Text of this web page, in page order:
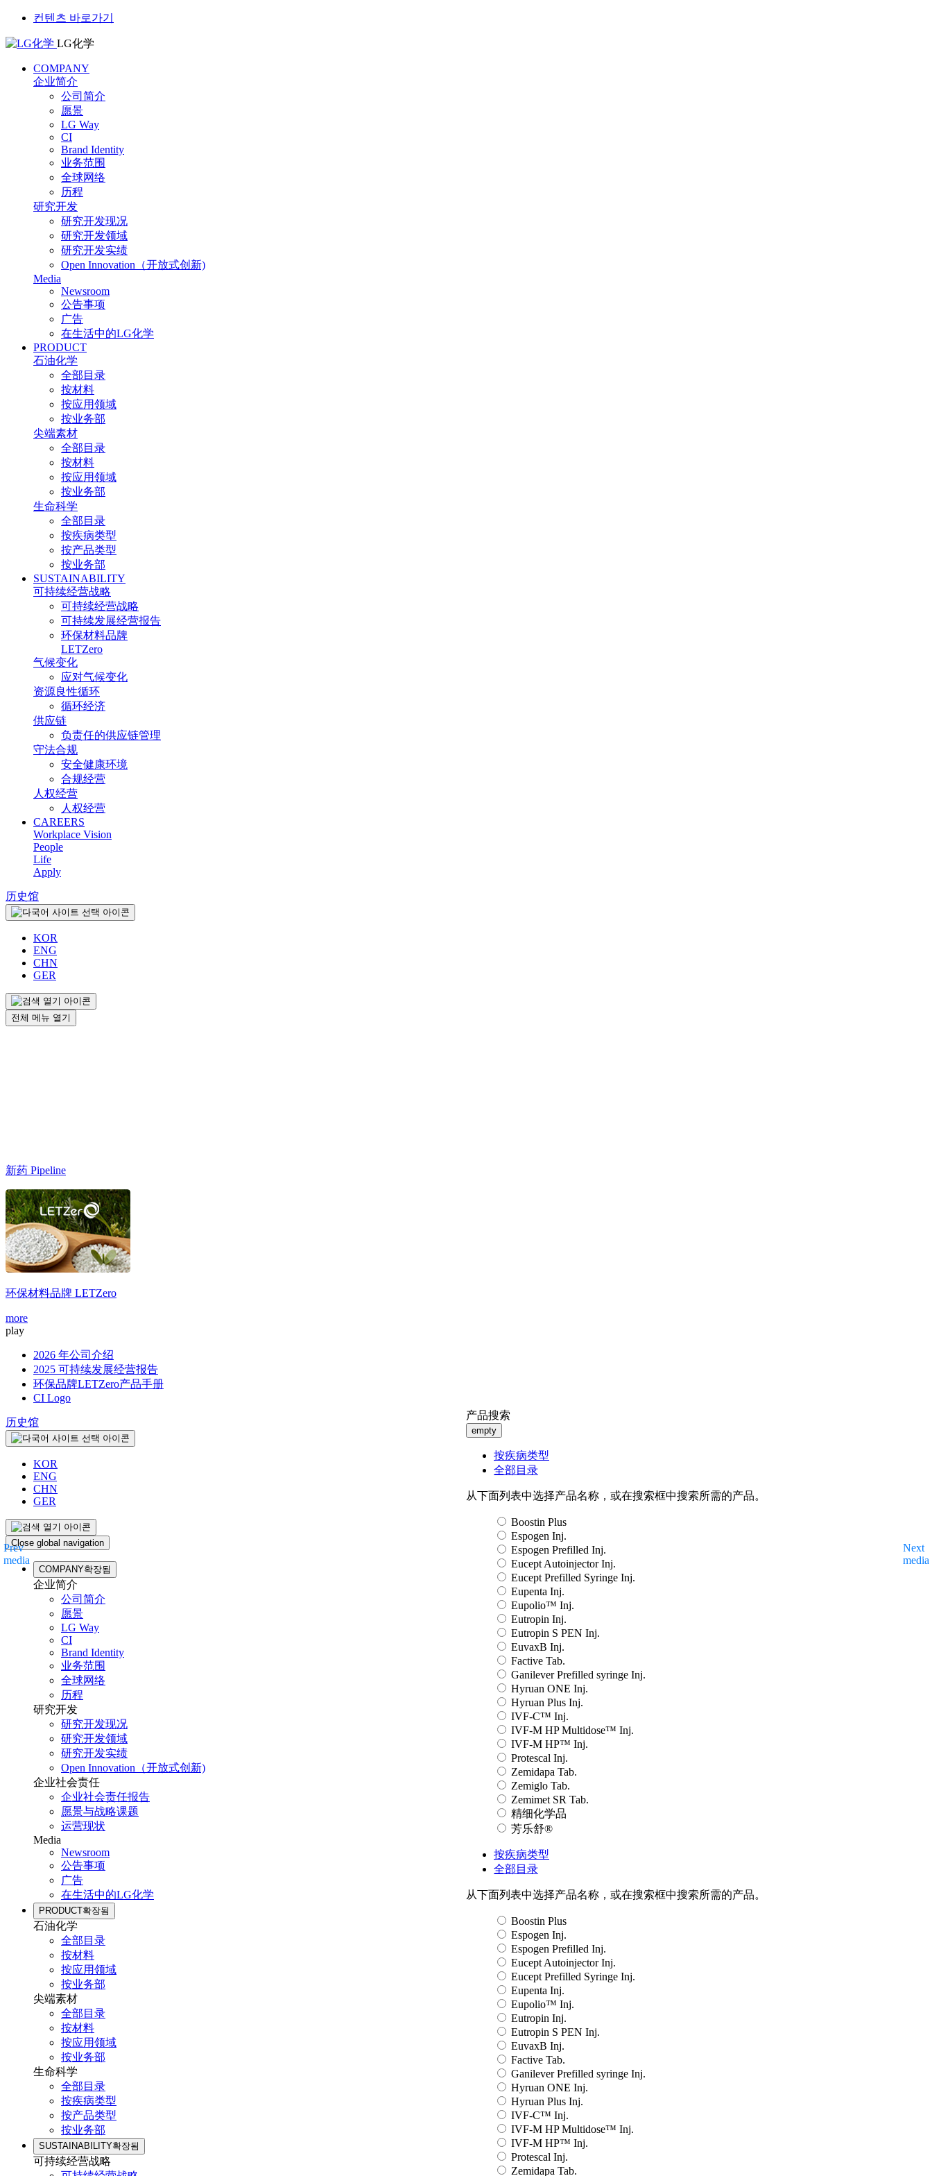
컨텐츠 바로가기
LG化学
COMPANY
企业简介
公司简介
愿景
LG Way
CI
Brand Identity
业务范围
全球网络
历程
研究开发
研究开发现况
研究开发领域
研究开发实绩
Open Innovation（开放式创新)
Media
Newsroom
公告事项
广告
在生活中的LG化学
PRODUCT
石油化学
全部目录
按材料
按应用领域
按业务部
尖端素材
全部目录
按材料
按应用领域
按业务部
生命科学
全部目录
按疾病类型
按产品类型
按业务部
SUSTAINABILITY
可持续经营战略
可持续经营战略
可持续发展经营报告​
环保材料品牌
LETZero
气候变化
应对气候变化
资源良性循环
循环经济
供应链
负责任的供应链管理
守法合规
安全健康环境
合规经营
人权经营
人权经营
CAREERS
Workplace Vision
People
Life
Apply
历史馆
KOR
ENG
CHN
GER
전체 메뉴 열기
新药 Pipeline
环保材料品牌 LETZero
more
play
2026 年公司介绍
2025 可持续发展经营报告
环保品牌LETZero产品手册
CI Logo
历史馆
KOR
ENG
CHN
GER
Close global navigation
COMPANY확장됨
企业简介
公司简介
愿景
LG Way
CI
Brand Identity
业务范围
全球网络
历程
研究开发
研究开发现况
研究开发领域
研究开发实绩
Open Innovation（开放式创新)
企业社会责任
企业社会责任报告
愿景与战略课题
运营现状
Media
Newsroom
公告事项
广告
在生活中的LG化学
PRODUCT확장됨
石油化学
全部目录
按材料
按应用领域
按业务部
尖端素材
全部目录
按材料
按应用领域
按业务部
生命科学
全部目录
按疾病类型
按产品类型
按业务部
SUSTAINABILITY확장됨
可持续经营战略
Prev
media
Next
media
产品搜索
empty
按疾病类型
全部目录
从下面列表中选择产品名称，或在搜索框中搜索所需的产品。
Boostin Plus
Espogen Inj.
Espogen Prefilled Inj.
Eucept Autoinjector Inj.
Eucept Prefilled Syringe Inj.
Eupenta Inj.
Eupolio™ Inj.
Eutropin Inj.
Eutropin S PEN Inj.
EuvaxB Inj.
Factive Tab.
Ganilever Prefilled syringe Inj.
Hyruan ONE Inj.
Hyruan Plus Inj.
IVF-C™ Inj.
IVF-M HP Multidose™ Inj.
IVF-M HP™ Inj.
Protescal Inj.
Zemidapa Tab.
Zemiglo Tab.
Zemimet SR Tab.
精细化学品
芳乐舒®
按疾病类型
全部目录
从下面列表中选择产品名称，或在搜索框中搜索所需的产品。
Boostin Plus
Espogen Inj.
Espogen Prefilled Inj.
Eucept Autoinjector Inj.
Eucept Prefilled Syringe Inj.
Eupenta Inj.
Eupolio™ Inj.
Eutropin Inj.
Eutropin S PEN Inj.
EuvaxB Inj.
Factive Tab.
Ganilever Prefilled syringe Inj.
Hyruan ONE Inj.
Hyruan Plus Inj.
IVF-C™ Inj.
IVF-M HP Multidose™ Inj.
IVF-M HP™ Inj.
Protescal Inj.
Zemidapa Tab.